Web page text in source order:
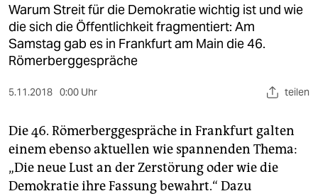
gesellschaft
kultur
sport
nord
wahrheit
Warum Streit für die Demokratie wichtig ist und wie
die sich die Öffentlichkeit fragmentiert: Am
Samstag gab es in Frankfurt am Main die 46.
Römerberggespräche
5.11.2018 0:00 Uhr teilen
Die 46. Römerberggespräche in Frankfurt galten
einem ebenso aktuellen wie spannenden Thema:
„Die neue Lust an der Zerstörung oder wie die
Demokratie ihre Fassung bewahrt.“ Dazu